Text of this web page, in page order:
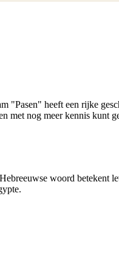
"Pasen" heeft een rijke
met nog meer kennis kunt
woord betekent